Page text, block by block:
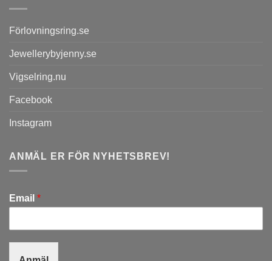
Förlovningsring.se
Jewellerybyjenny.se
Vigselring.nu
Facebook
Instagram
ANMÄL ER FÖR NYHETSBREV!
Email *